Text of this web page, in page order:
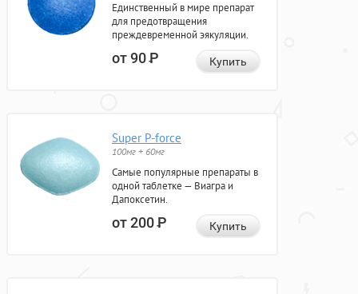
Единственный в мире препарат
для предотвращения
преждевременной эякуляции.
от 90Р Купить
Super P-force
100мг + 60мг
Самые популярные препараты в
одной таблетке — Виагра и
Дапоксетин.
от 200Р Купить